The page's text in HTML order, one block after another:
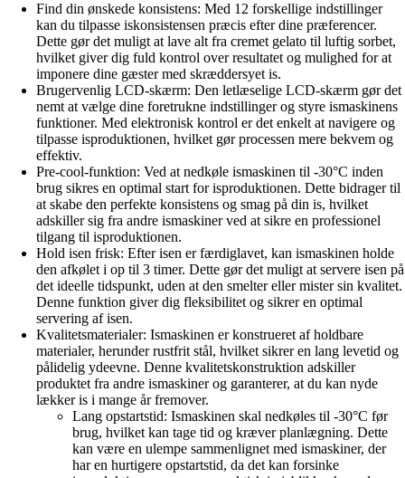
Find din ønskede konsistens: Med 12 forskellige indstillinger
kan du tilpasse iskonsistensen præcis efter dine præferencer.
Dette gør det muligt at lave alt fra cremet gelato til luftig sorbet,
hvilket giver dig fuld kontrol over resultatet og mulighed for at
imponere dine gæster med skræddersyet is.
Brugervenlig LCD-skærm: Den letlæselige LCD-skærm gør det
nemt at vælge dine foretrukne indstillinger og styre ismaskinens
funktioner. Med elektronisk kontrol er det enkelt at navigere og
tilpasse isproduktionen, hvilket gør processen mere bekvem og
effektiv.
Pre-cool-funktion: Ved at nedkøle ismaskinen til -30°C inden
brug sikres en optimal start for isproduktionen. Dette bidrager til
at skabe den perfekte konsistens og smag på din is, hvilket
adskiller sig fra andre ismaskiner ved at sikre en professionel
tilgang til isproduktionen.
Hold isen frisk: Efter isen er færdiglavet, kan ismaskinen holde
den afkølet i op til 3 timer. Dette gør det muligt at servere isen på
det ideelle tidspunkt, uden at den smelter eller mister sin kvalitet.
Denne funktion giver dig fleksibilitet og sikrer en optimal
servering af isen.
Kvalitetsmaterialer: Ismaskinen er konstrueret af holdbare
materialer, herunder rustfrit stål, hvilket sikrer en lang levetid og
pålidelig ydeevne. Denne kvalitetskonstruktion adskiller
produktet fra andre ismaskiner og garanterer, at du kan nyde
lækker is i mange år fremover.
Lang opstartstid: Ismaskinen skal nedkøles til -30°C før
brug, hvilket kan tage tid og kræver planlægning. Dette
kan være en ulempe sammenlignet med ismaskiner, der
har en hurtigere opstartstid, da det kan forsinke